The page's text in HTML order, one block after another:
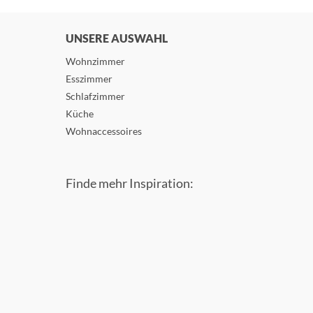
UNSERE AUSWAHL
Wohnzimmer
Esszimmer
Schlafzimmer
Küche
Wohnaccessoires
Finde mehr Inspiration: